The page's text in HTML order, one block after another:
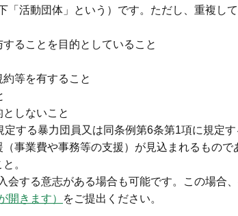
活動団体」という）です。ただし、重複し
ることを目的としていること
等を有すること
しないこと
定する暴力団員又は同条例第6条第1項に規定
事業費や事務等の支援）が見込まれるもので
。
する意志がある場合も可能です。この場合
開きます）
をご提出ください。